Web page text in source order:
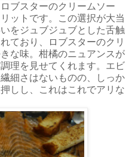
ブスターのクリームソー
ットです。この選択が大当
をジュブジュブとした舌触
ており、ロブスターのクリ
な味。柑橘のニュアンスが
理を見せてくれます。エビ
細さはないものの、しっか
しし、これはこれでアリな